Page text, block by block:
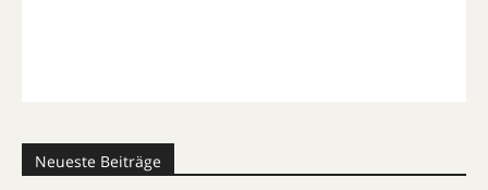
Neueste Beiträge